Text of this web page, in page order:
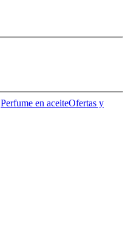
Perfume en aceiteOfertas y